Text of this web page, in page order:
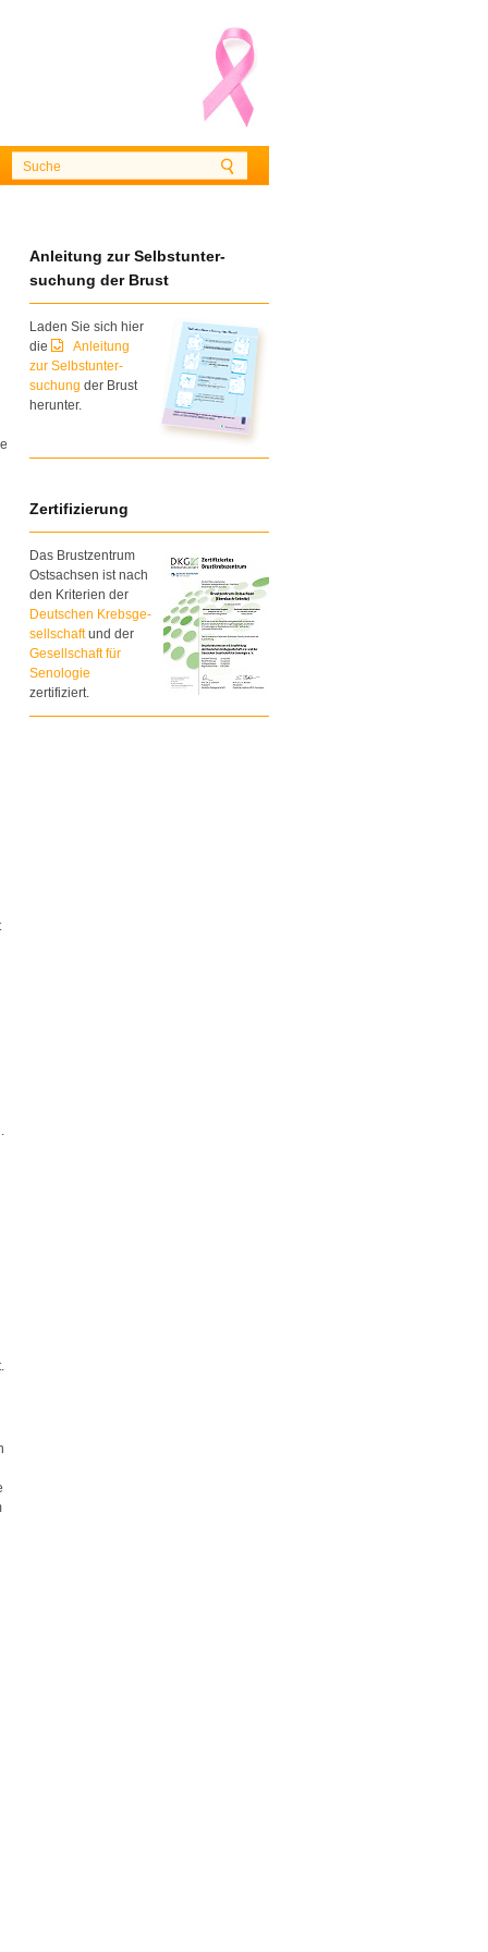
Anleitung zur Selbstunter-
suchung der Brust
Laden Sie sich hier
die
Anleitung
zur Selbstunter-
suchung der Brust
herunter.
Zertifizierung
Das Brustzentrum
Ostsachsen ist nach
den Kriterien der
Deutschen Krebsge-
sellschaftund der
Gesellschaft für
Senologie
zertifiziert.